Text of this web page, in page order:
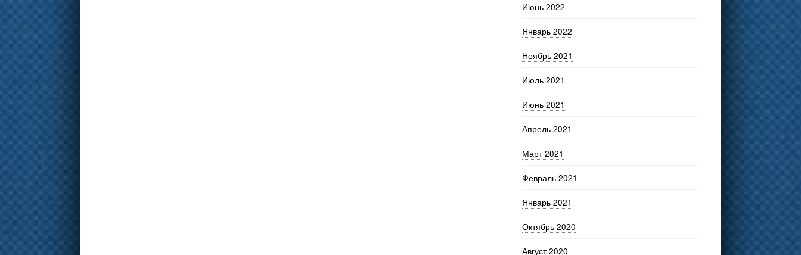
Июнь 2022
Январь 2022
Ноябрь 2021
Июль 2021
Июнь 2021
Апрель 2021
Март 2021
Февраль 2021
Январь 2021
Октябрь 2020
Август 2020